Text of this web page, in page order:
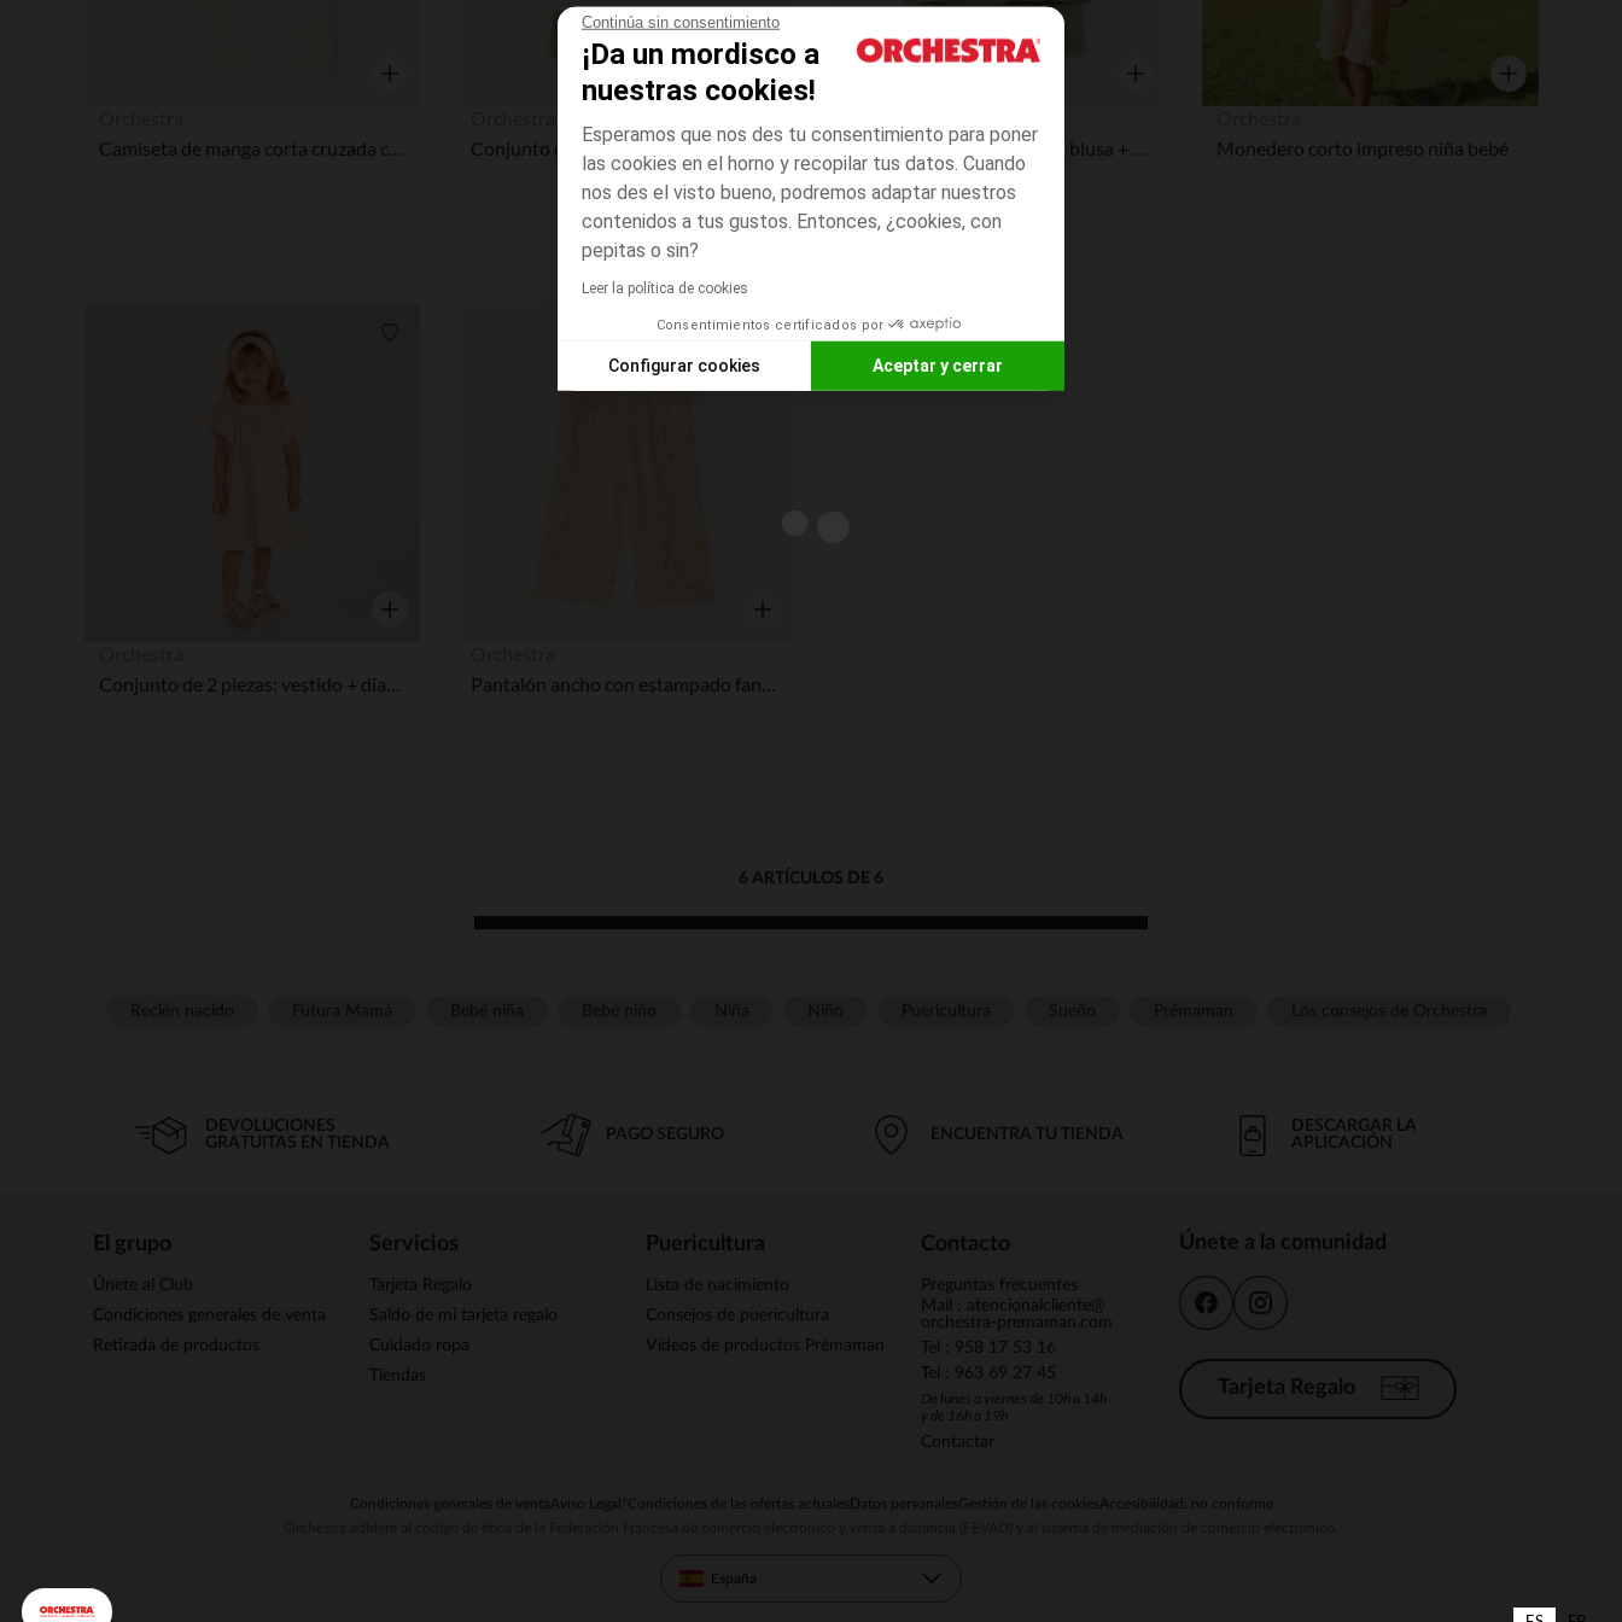
Continúa sin consentimiento
¡Da un mordisco a
nuestras cookies!
Esperamos que nos des tu consentimiento para poner
las cookies en el horno y recopilar tus datos. Cuando
nos des el visto bueno, podremos adaptar nuestros
contenidos a tus gustos. Entonces, ¿cookies, con
pepitas o sin?
Leer la política de cookies
Consentimientos certificados por
Configurar cookies Aceptar y cerrar
Vista rápida
Conjunto de 2 piezas camiseta + pantalones cortos con estampado de palmeras niña bebé
Vista rápida Vista rápida
Monedero corto impreso niña bebé
Lista de requisitos
6 ARTÍCULOS DE 6
DEVOLUCIONES
GRATUITAS EN TIENDA
PAGO SEGURO ENCUENTRA TU TIENDA
DESCARGAR LA
APLICACIÓN
El grupo
Únete al Club
Condiciones generales de venta
Retirada de productos
Servicios
Tarjeta Regalo
Saldo de mi tarjeta regalo
Cuidado ropa
Tiendas
Puericultura
Lista de nacimiento
Consejos de puericultura
Vídeos de productos Prémaman
Contacto
Preguntas frecuentes
Mail : atencionalcliente@
orchestra-premaman.com
Tel : 958 17 53 16
Tel : 963 69 27 45
De lunes a viernes de 10h a 14h
y de 16h a 19h
Contactar
Únete a la comunidad
Tarjeta Regalo
Condiciones generales de ventaAviso Legal *Condiciones de las ofertas actuales Datos personalesGestión de las cookiesAccesibilidad: no conforme
España